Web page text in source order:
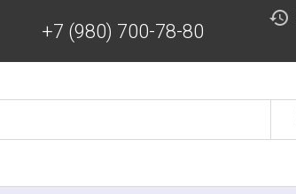
+7 (980) 700-78-80